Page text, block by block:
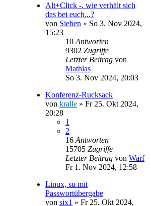
Alt+Click -. wie verhält sich
das bei euch...?
von Sieben » So 3. Nov 2024,
15:23
10 Antworten
9302 Zugriffe
Letzter Beitrag von
Mathias
So 3. Nov 2024, 20:03
Konferenz-Rucksack
von kralle » Fr 25. Okt 2024,
20:28
1
2
16 Antworten
15705 Zugriffe
Letzter Beitrag von Warf
Fr 1. Nov 2024, 12:58
Linux, su mit
Passwortübergabe
von six1 » Fr 25. Okt 2024,